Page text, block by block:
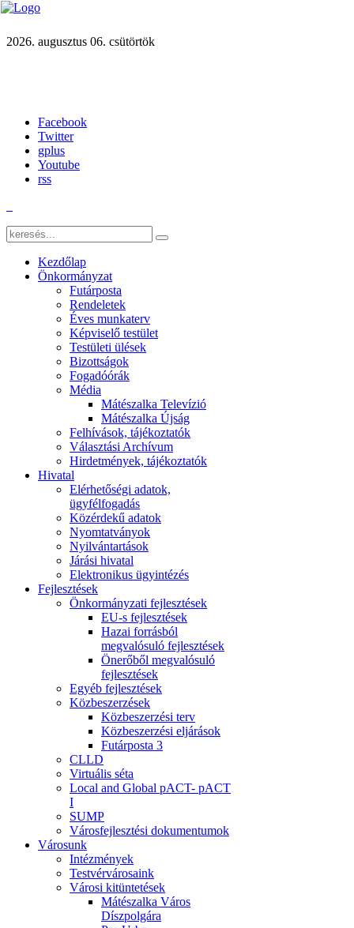
2026. augusztus 06. csütörtök
Facebook
Twitter
gplus
Youtube
rss
Kezdőlap
Önkormányzat
Futárposta
Rendeletek
Éves munkaterv
Képviselő testület
Testületi ülések
Bizottságok
Fogadóórák
Média
Mátészalka Televízió
Mátészalka Újság
Felhívások, tájékoztatók
Választási Archívum
Hirdetmények, tájékoztatók
Hivatal
Elérhetőségi adatok,
ügyfélfogadás
Közérdekű adatok
Nyomtatványok
Nyilvántartások
Járási hivatal
Elektronikus ügyintézés
Fejlesztések
Önkormányzati fejlesztések
EU-s fejlesztések
Hazai forrásból
megvalósuló fejlesztések
Önerőből megvalósuló
fejlesztések
Egyéb fejlesztések
Közbeszerzések
Közbeszerzési terv
Közbeszerzési eljárások
Futárposta 3
CLLD
Virtuális séta
Local and Global pACT- pACT
I
SUMP
Városfejlesztési dokumentumok
Városunk
Intézmények
Testvérvárosaink
Városi kitüntetések
Mátészalka Város
Díszpolgára